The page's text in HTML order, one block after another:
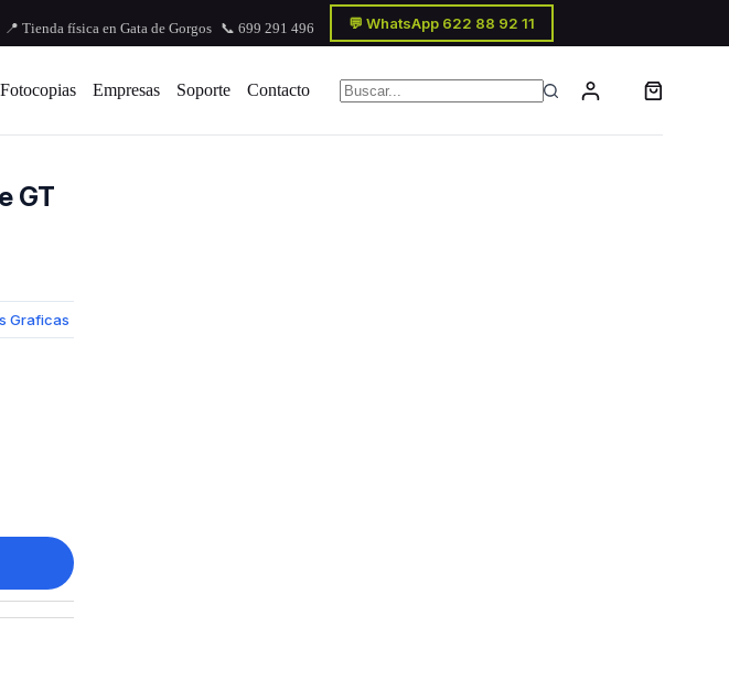
📍 Tienda física en Gata de Gorgos 📞 699 291 496 💬 WhatsApp 622 88 92 11
Fotocopias Empresas Soporte
Contacto
resultados
Carro
compra
GT
Graficas